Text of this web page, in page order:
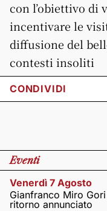
con l’obiettivo di
incentivare le
diffusione del
contesti insoliti
CONDIVIDI
Eventi
Venerdì 7 Agosto
Gianfranco Miro
ritorno annunciato